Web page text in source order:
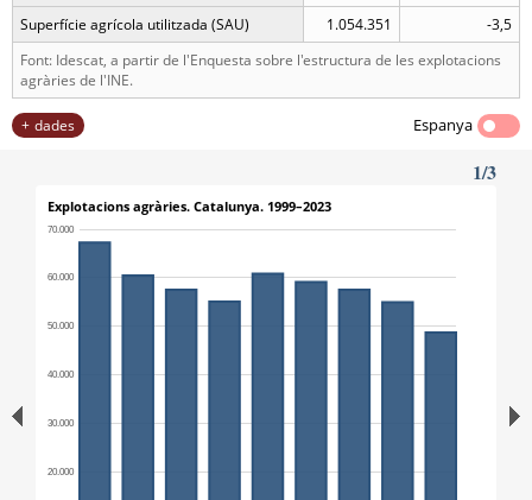
Superfície agrícola utilitzada (SAU)
1.054.351
-3,5
Font: Idescat, a partir de l'Enquesta sobre l'estructura de les explotacions
agràries de l'INE.
dades Espanya